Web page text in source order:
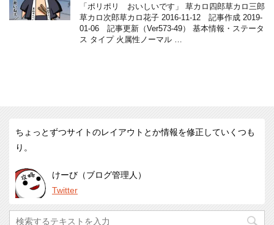
「ポリポリ おいしいです」 草カロ四郎草カロ三郎
草カロ次郎草カロ花子 2016-11-12 記事作成 2019-
01-06 記事更新（Ver573-49） 基本情報・ステータ
ス タイプ 火属性ノーマル …
ちょっとずつサイトのレイアウトとか情報を修正していくつも
り。
けーび（ブログ管理人）
Twitter